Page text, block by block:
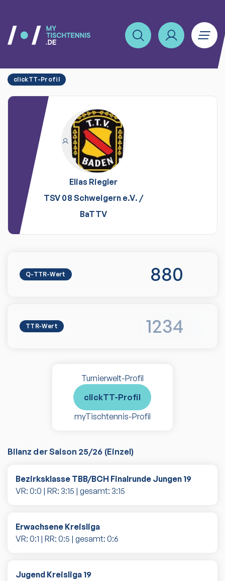
clickTT-Profil
Elias Riegler
TSV 08 Schweigern e.V. /
BaTTV
Q-TTR-Wert 880
TTR-Wert 1234
Turnierwelt-Profil
clickTT-Profil
myTischtennis-Profil
Bilanz der Saison 25/26 (Einzel)
Bezirksklasse TBB/BCH Finalrunde Jungen 19
VR: 0:0 | RR: 3:15 | gesamt: 3:15
Erwachsene Kreisliga
VR: 0:1 | RR: 0:5 | gesamt: 0:6
Jugend Kreisliga 19